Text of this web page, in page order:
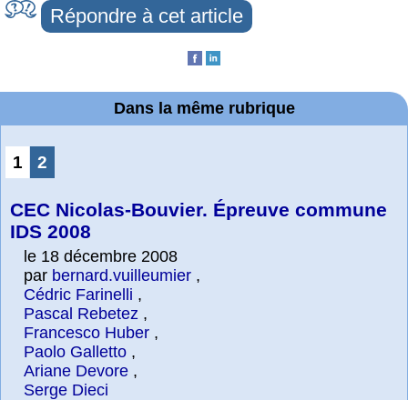
Répondre à cet article
Dans la même rubrique
1 2
CEC Nicolas-Bouvier. Épreuve commune
IDS 2008
le 18 décembre 2008
par bernard.vuilleumier ,
Cédric Farinelli ,
Pascal Rebetez ,
Francesco Huber ,
Paolo Galletto ,
Ariane Devore ,
Serge Dieci